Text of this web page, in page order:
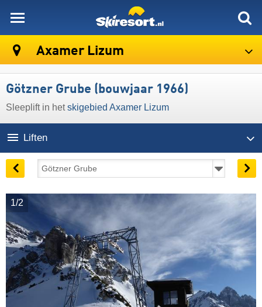
Axamer Lizum
Götzner Grube (bouwjaar 1966)
Sleeplift in hetskigebied Axamer Lizum
Liften
1/2